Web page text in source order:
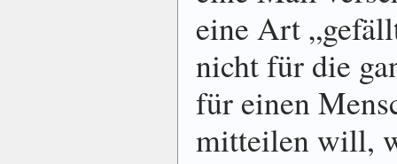
eine Art
nicht für die
für einen
mitteilen will,